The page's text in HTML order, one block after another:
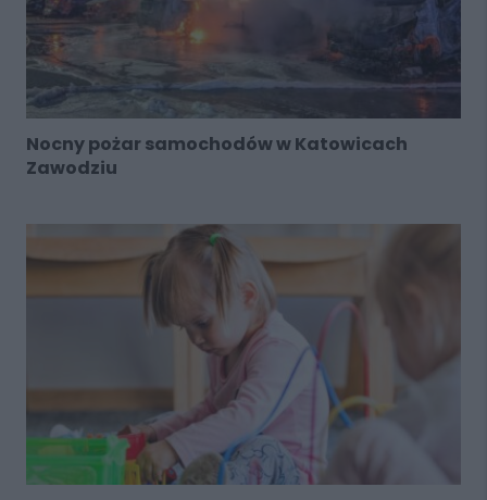
Nocny pożar samochodów w Katowicach
Zawodziu